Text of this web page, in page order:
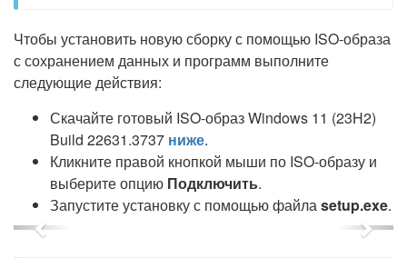
Чтобы установить новую сборку с помощью ISO-образа
с сохранением данных и программ выполните
следующие действия:
Скачайте готовый ISO-образ Windows 11 (23H2)
Build 22631.3737 ниже.
Кликните правой кнопкой мыши по ISO-образу и
выберите опцию Подключить.
Запустите установку с помощью файлаsetup.exe.
Previous Next